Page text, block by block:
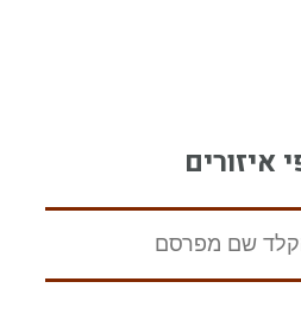
איזורים